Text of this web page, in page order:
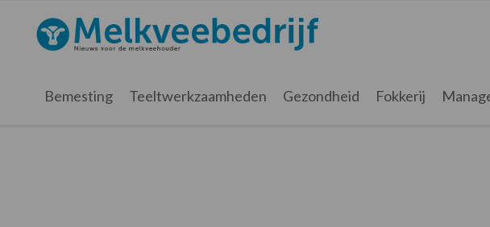
hoofdnavigatie
hoofd
eerste
voettekst
Melkveebedrijf.nl
Bemesting Teeltwerkzaamheden Gezondheid Fokkerij